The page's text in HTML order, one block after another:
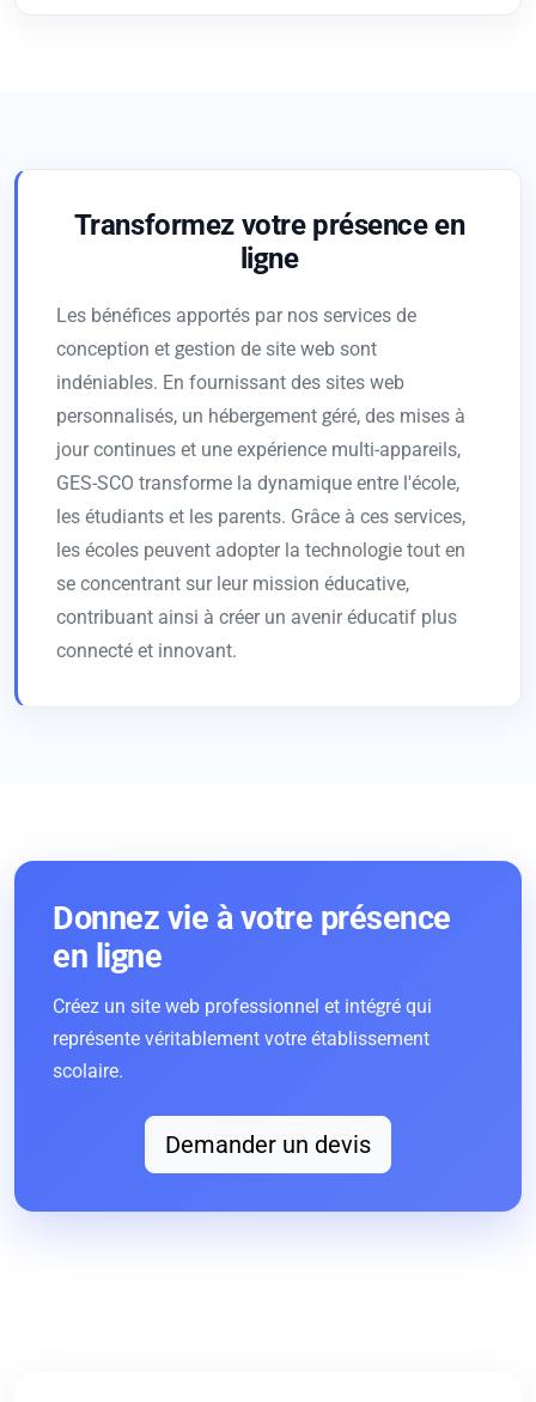
Transformez votre présence en
ligne
Les bénéfices apportés par nos services de
conception et gestion de site web sont
indéniables. En fournissant des sites web
personnalisés, un hébergement géré, des mises à
jour continues et une expérience multi-appareils,
GES-SCO transforme la dynamique entre l'école,
les étudiants et les parents. Grâce à ces services,
les écoles peuvent adopter la technologie tout en
se concentrant sur leur mission éducative,
contribuant ainsi à créer un avenir éducatif plus
connecté et innovant.
Donnez vie à votre présence
en ligne
Créez un site web professionnel et intégré qui
représente véritablement votre établissement
scolaire.
Demander un devis